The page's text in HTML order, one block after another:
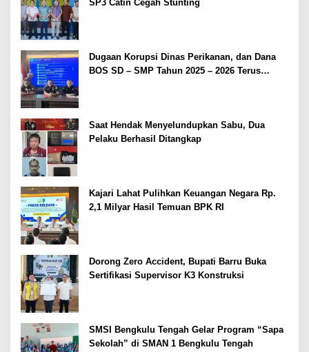
SP3 Catin Cegah Stunting
Dugaan Korupsi Dinas Perikanan, dan Dana
BOS SD – SMP Tahun 2025 – 2026 Terus
Saat Hendak Menyelundupkan Sabu, Dua
Pelaku Berhasil Ditangkap
Kajari Lahat Pulihkan Keuangan Negara Rp.
2,1 Milyar Hasil Temuan BPK RI
Dorong Zero Accident, Bupati Barru Buka
Sertifikasi Supervisor K3 Konstruksi
SMSI Bengkulu Tengah Gelar Program “Sapa
Sekolah” di SMAN 1 Bengkulu Tengah